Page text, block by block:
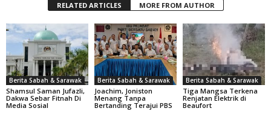
RELATED ARTICLES MORE FROM AUTHOR
Berita Sabah & Sarawak
Shamsul Saman Jufazli,
Dakwa Sebar Fitnah Di
Media Sosial
Berita Sabah & Sarawak
Joachim, Joniston
Menang Tanpa
Bertanding Terajui PBS
Berita Sabah & Sarawak
Tiga Mangsa Terkena
Renjatan Elektrik di
Beaufort